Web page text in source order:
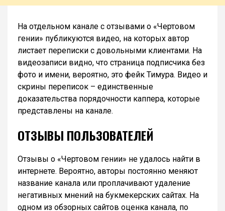
На отдельном канале с отзывами о «Чертовом
гении» публикуются видео, на которых автор
листает переписки с довольными клиентами. На
видеозаписи видно, что страница подписчика без
фото и имени, вероятно, это фейк Тимура. Видео и
скрины переписок – единственные
доказательства порядочности каппера, которые
представлены на канале.
ОТЗЫВЫ ПОЛЬЗОВАТЕЛЕЙ
Отзывы о «Чертовом гении» не удалось найти в
интернете. Вероятно, авторы постоянно меняют
название канала или проплачивают удаление
негативных мнений на букмекерских сайтах. На
одном из обзорных сайтов оценка канала, по